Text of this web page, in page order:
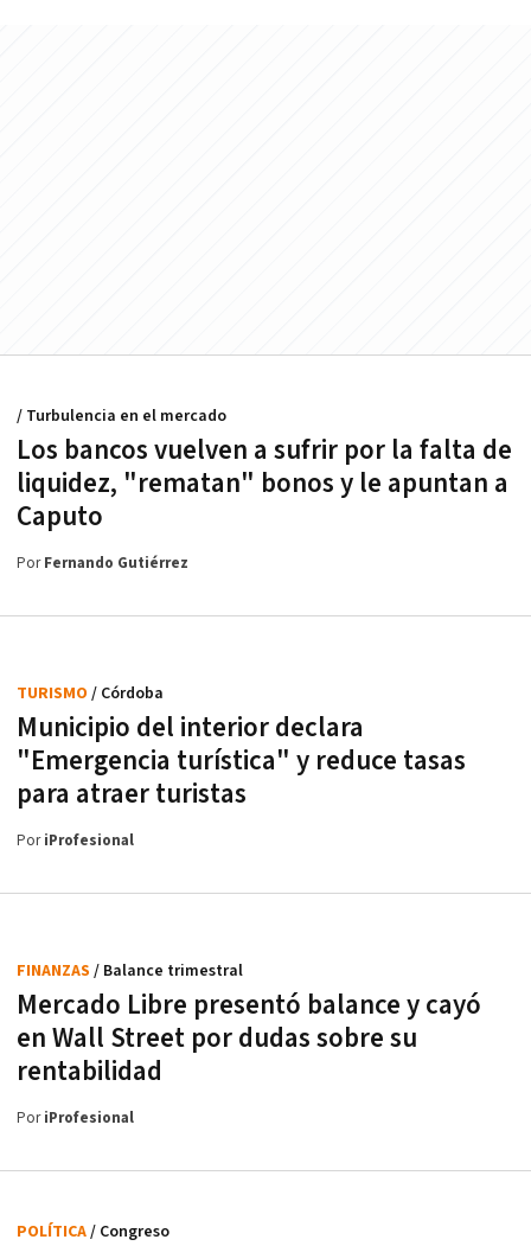
Los bancos vuelven a sufrir por la falta de
liquidez, "rematan" bonos y le apuntan a
Caputo
/ Turbulencia en el mercado
PorFernando Gutiérrez
Municipio del interior declara
"Emergencia turística" y reduce tasas
para atraer turistas
TURISMO / Córdoba
PoriProfesional
Mercado Libre presentó balance y cayó
en Wall Street por dudas sobre su
rentabilidad
FINANZAS / Balance trimestral
PoriProfesional
POLÍTICA/ Congreso